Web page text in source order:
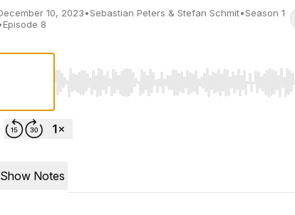
10, 2023•Sebastian Peters & Stefan Schmit•Season 1
Episode 8
Use Left/Right to seek, Home/End to jump to
Show Notes